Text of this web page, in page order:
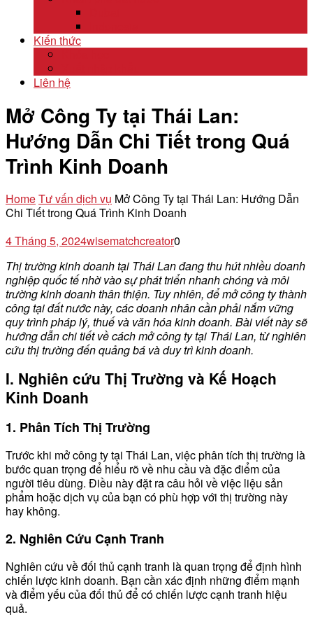
Kiến thức
Liên hệ
Mở Công Ty tại Thái Lan:
Hướng Dẫn Chi Tiết trong Quá
Trình Kinh Doanh
HomeTư vấn dịch vụ Mở Công Ty tại Thái Lan: Hướng Dẫn
Chi Tiết trong Quá Trình Kinh Doanh
4 Tháng 5, 2024wisematchcreator0
Thị trường kinh doanh tại Thái Lan đang thu hút nhiều doanh
nghiệp quốc tế nhờ vào sự phát triển nhanh chóng và môi
trường kinh doanh thân thiện. Tuy nhiên, để mở công ty thành
công tại đất nước này, các doanh nhân cần phải nắm vững
quy trình pháp lý, thuế và văn hóa kinh doanh. Bài viết này sẽ
hướng dẫn chi tiết về cách mở công ty tại Thái Lan, từ nghiên
cứu thị trường đến quảng bá và duy trì kinh doanh.
I. Nghiên cứu Thị Trường và Kế Hoạch
Kinh Doanh
1. Phân Tích Thị Trường
Trước khi mở công ty tại Thái Lan, việc phân tích thị trường là
bước quan trọng để hiểu rõ về nhu cầu và đặc điểm của
người tiêu dùng. Điều này đặt ra câu hỏi về việc liệu sản
phẩm hoặc dịch vụ của bạn có phù hợp với thị trường này
hay không.
2. Nghiên Cứu Cạnh Tranh
Nghiên cứu về đối thủ cạnh tranh là quan trọng để định hình
chiến lược kinh doanh. Bạn cần xác định những điểm mạnh
và điểm yếu của đối thủ để có chiến lược cạnh tranh hiệu
quả.